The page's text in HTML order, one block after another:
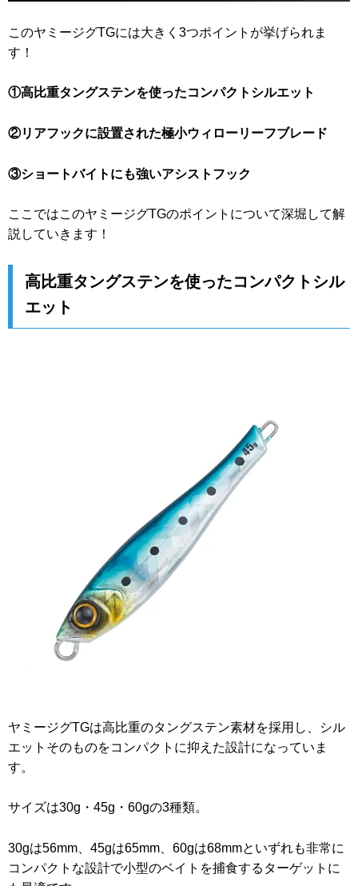
このヤミージグTGには大きく3つポイントが挙げられま
す！
①高比重タングステンを使ったコンパクトシルエット
②リアフックに設置された極小ウィローリーフブレード
③ショートバイトにも強いアシストフック
ここではこのヤミージグTGのポイントについて深堀して解
説していきます！
高比重タングステンを使ったコンパクトシル
エット
ヤミージグTGは高比重のタングステン素材を採用し、シル
エットそのものをコンパクトに抑えた設計になっていま
す。
サイズは30g・45g・60gの3種類。
30gは56mm、45gは65mm、60gは68mmといずれも非常に
コンパクトな設計で小型のベイトを捕食するターゲットに